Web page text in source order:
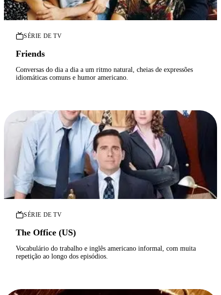
SÉRIE DE TV
Friends
Conversas do dia a dia a um ritmo natural, cheias de expressões
idiomáticas comuns e humor americano.
SÉRIE DE TV
The Office (US)
Vocabulário do trabalho e inglês americano informal, com muita
repetição ao longo dos episódios.